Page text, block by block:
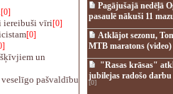
[0]
iereibuši vīri[0]
[0]
un
pašvaldību
Pagājušajā nedēļā
pasaulē nākuši 11
Atklājot sezonu,
MTB maratons (video)
"Rasas krāsas"
jubilejas radošo darbu
[0]